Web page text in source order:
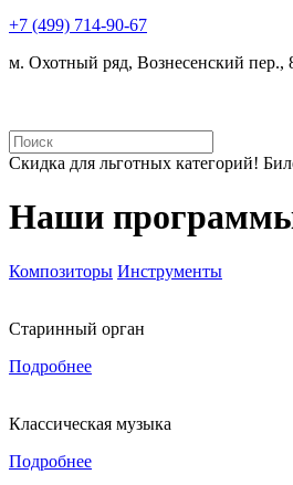
+7 (499) 714-90-67
м. Охотный ряд, Вознесенский пер.,
Скидка для льготных категорий!
Наши
Композиторы Инструменты
Старинный орган
Подробнее
Классическая музыка
Подробнее